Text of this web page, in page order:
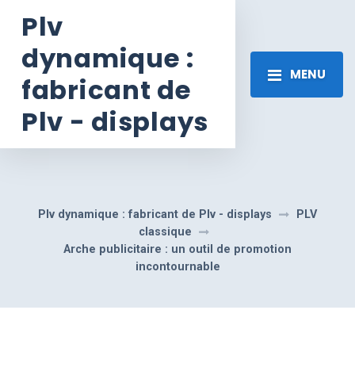
Plv
dynamique :
fabricant de
Plv - displays
MENU
Plv dynamique : fabricant de Plv - displays
PLV
classique
Arche publicitaire : un outil de promotion
incontournable